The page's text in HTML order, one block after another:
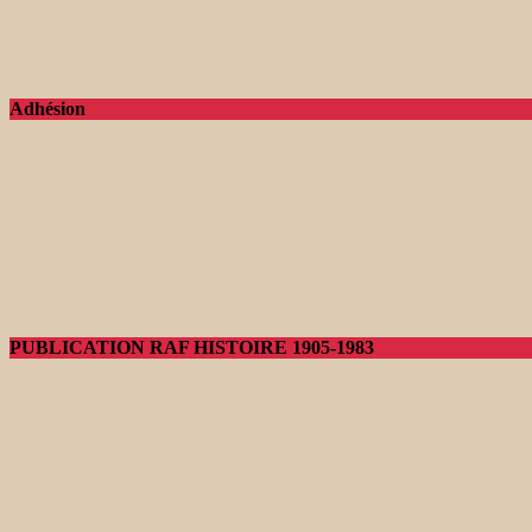
Adhésion
PUBLICATION RAF HISTOIRE 1905-1983